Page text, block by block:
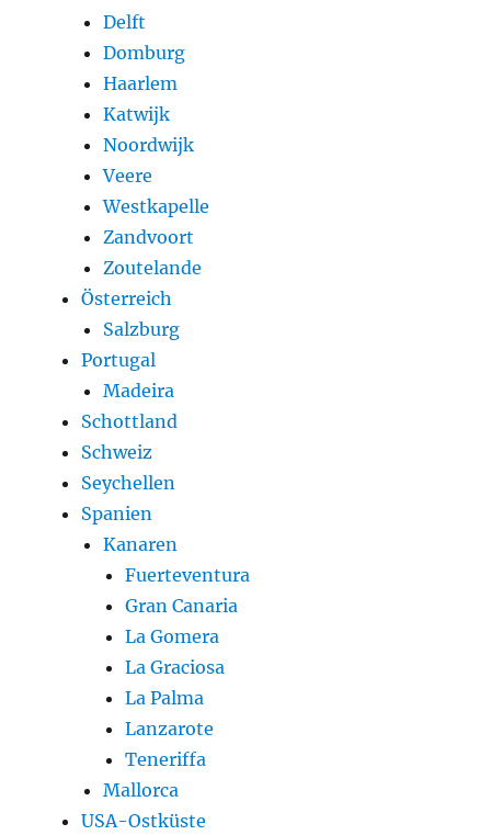
Delft
Domburg
Haarlem
Katwijk
Noordwijk
Veere
Westkapelle
Zandvoort
Zoutelande
Österreich
Salzburg
Portugal
Madeira
Schottland
Schweiz
Seychellen
Spanien
Kanaren
Fuerteventura
Gran Canaria
La Gomera
La Graciosa
La Palma
Lanzarote
Teneriffa
Mallorca
USA-Ostküste